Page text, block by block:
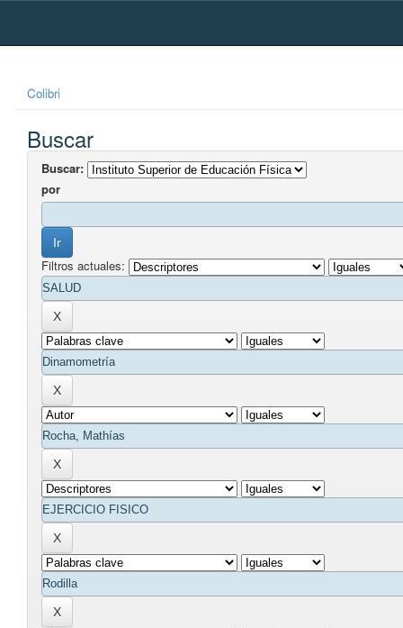
Skip
Colibri
Buscar
Buscar:
por
Filtros actuales: